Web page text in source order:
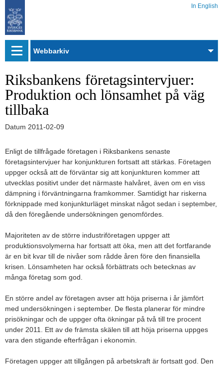
In English
Webbarkiv
Riksbankens företagsintervjuer:
Produktion och lönsamhet på väg
tillbaka
Datum 2011-02-09
Enligt de tillfrågade företagen i Riksbankens senaste
företagsintervjuer har konjunkturen fortsatt att stärkas. Företagen
uppger också att de förväntar sig att konjunkturen kommer att
utvecklas positivt under det närmaste halvåret, även om en viss
dämpning i förväntningarna framkommer. Samtidigt har riskerna
förknippade med konjunkturläget minskat något sedan i september,
då den föregående undersökningen genomfördes.
Majoriteten av de större industriföretagen uppger att
produktionsvolymerna har fortsatt att öka, men att det fortfarande
är en bit kvar till de nivåer som rådde åren före den finansiella
krisen. Lönsamheten har också förbättrats och betecknas av
många företag som god.
En större andel av företagen avser att höja priserna i år jämfört
med undersökningen i september. De flesta planerar för mindre
prisökningar och de uppger ofta ökningar på två till tre procent
under 2011. Ett av de främsta skälen till att höja priserna uppges
vara den stigande efterfrågan i ekonomin.
Företagen uppger att tillgången på arbetskraft är fortsatt god. Den